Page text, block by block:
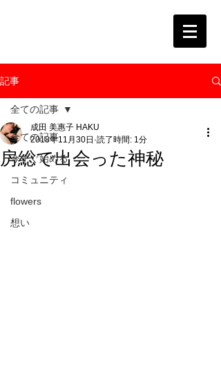
記事
全ての記事
今すぐ始める
コミュニティ
flowers
想い
全ての記事
房総で出会った神秘
成田 美惠子 HAKU
2018年11月30日 読了時間: 1分